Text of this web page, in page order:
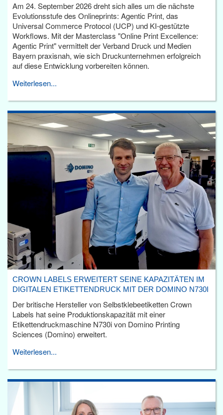
Am 24. September 2026 dreht sich alles um die nächste
Evolutionsstufe des Onlineprints: Agentic Print, das
Universal Commerce Protocol (UCP) und KI-gestützte
Workflows. Mit der Masterclass "Online Print Excellence:
Agentic Print" vermittelt der Verband Druck und Medien
Bayern praxisnah, wie sich Druckunternehmen erfolgreich
auf diese Entwicklung vorbereiten können.
Weiterlesen...
CROWN LABELS ERWEITERT SEINE KAPAZITÄTEN IM
DIGITALEN ETIKETTENDRUCK MIT DER DOMINO N730I
Der britische Hersteller von Selbstklebeetiketten Crown
Labels hat seine Produktionskapazität mit einer
Etikettendruckmaschine N730i von Domino Printing
Sciences (Domino) erweitert.
Weiterlesen...